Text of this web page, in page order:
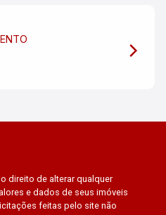
direito de alterar qualquer
e dados de seus imóveis
feitas pelo site não